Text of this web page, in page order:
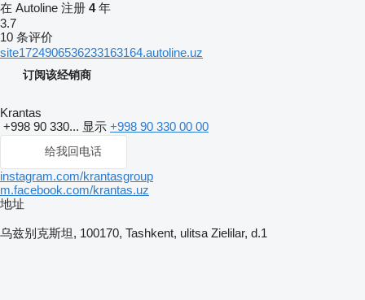
在 Autoline 注册 4年
3.7
10 条评价
site1724906536233163164.autoline.uz
订阅该经销商
Krantas
+998 90 330... 显示 +998 90 330 00 00
给我回电话
instagram.com/krantasgroup
m.facebook.com/krantas.uz
地址
乌兹别克斯坦, 100170, Tashkent, ulitsa Zielilar, d.1